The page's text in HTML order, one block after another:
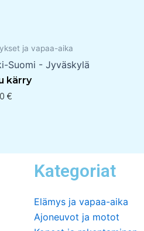
ja vapaa-aika
Suomi - Jyväskylä
kärry
€
Kategoriat
Elämys ja vapaa-aika
Ajoneuvot ja motot